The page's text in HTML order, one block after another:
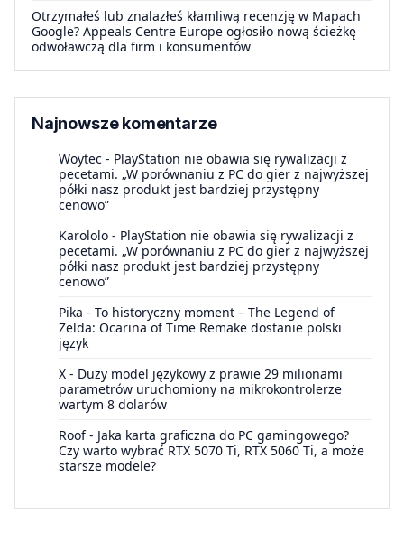
Otrzymałeś lub znalazłeś kłamliwą recenzję w Mapach
Google? Appeals Centre Europe ogłosiło nową ścieżkę
odwoławczą dla firm i konsumentów
Najnowsze komentarze
Woytec - PlayStation nie obawia się rywalizacji z
pecetami. „W porównaniu z PC do gier z najwyższej
półki nasz produkt jest bardziej przystępny
cenowo”
Karololo - PlayStation nie obawia się rywalizacji z
pecetami. „W porównaniu z PC do gier z najwyższej
półki nasz produkt jest bardziej przystępny
cenowo”
Pika - To historyczny moment – The Legend of
Zelda: Ocarina of Time Remake dostanie polski
język
X - Duży model językowy z prawie 29 milionami
parametrów uruchomiony na mikrokontrolerze
wartym 8 dolarów
Roof- Jaka karta graficzna do PC gamingowego?
Czy warto wybrać RTX 5070 Ti, RTX 5060 Ti, a może
starsze modele?